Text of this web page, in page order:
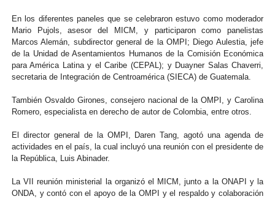
En los diferentes paneles que se celebraron estuvo como moderador
Mario Pujols, asesor del MICM, y participaron como panelistas
Marcos Alemán, subdirector general de la OMPI; Diego Aulestia, jefe
de la Unidad de Asentamientos Humanos de la Comisión Económica
para América Latina y el Caribe (CEPAL); y Duayner Salas Chaverri,
secretaria de Integración de Centroamérica (SIECA) de Guatemala.
También Osvaldo Girones, consejero nacional de la OMPI, y Carolina
Romero, especialista en derecho de autor de Colombia, entre otros.
El director general de la OMPI, Daren Tang, agotó una agenda de
actividades en el país, la cual incluyó una reunión con el presidente de
la República, Luis Abinader.
La VII reunión ministerial la organizó el MICM, junto a la ONAPI y la
ONDA, y contó con el apoyo de la OMPI y el respaldo y colaboración